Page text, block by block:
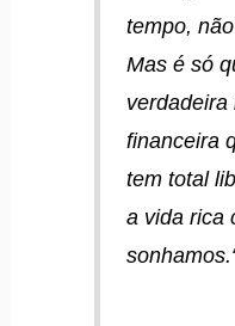
tempo,
Mas é só
verdadeira
financeira
tem total
a vida rica
sonhamos.